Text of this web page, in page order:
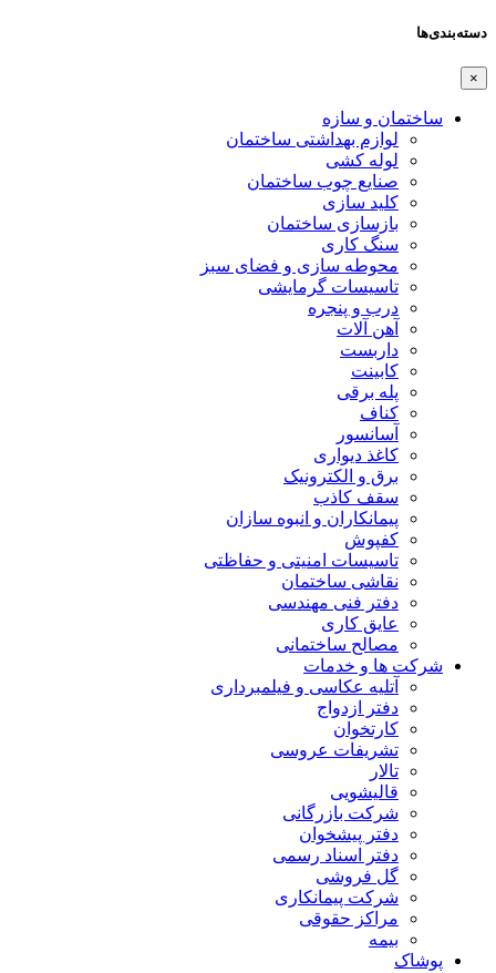
دسته‌بندی‌ها
×
ساختمان و سازه
لوازم بهداشتی ساختمان
لوله کشی
صنایع چوب ساختمان
کلید سازی
بازسازی ساختمان
سنگ کاری
محوطه سازی و فضای سبز
تاسیسات گرمایشی
درب و پنجره
آهن آلات
داربست
کابینت
پله برقی
کناف
آسانسور
کاغذ دیواری
برق و الکترونیک
سقف کاذب
پیمانکاران و انبوه سازان
کفپوش
تاسیسات امنیتی و حفاظتی
نقاشی ساختمان
دفتر فنی مهندسی
عایق کاری
مصالح ساختمانی
شرکت ها و خدمات
آتلیه عکاسی و فیلمبرداری
دفتر ازدواج
کارتخوان
تشریفات عروسی
تالار
قالیشویی
شرکت بازرگانی
دفتر پیشخوان
دفتر اسناد رسمی
گل فروشی
شرکت پیمانکاری
مراکز حقوقی
بیمه
پوشاک